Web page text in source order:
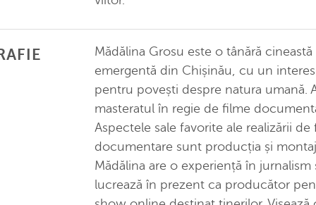
Mădălina Grosu este o tânără cineastă
emergentă din Chișinău, cu un
pentru povești despre natura umană.
masteratul în regie de filme
Aspectele sale favorite ale realizării de
documentare sunt producția și
Mădălina are o experiență în jurnalism
lucrează în prezent ca producător